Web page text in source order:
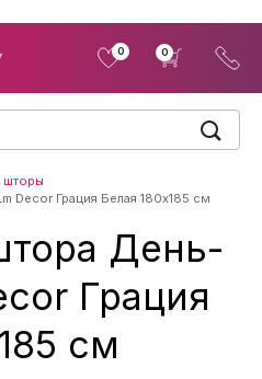
0 0
шторы
Decor Грация Белая 180x185 см
День-
Грация
см